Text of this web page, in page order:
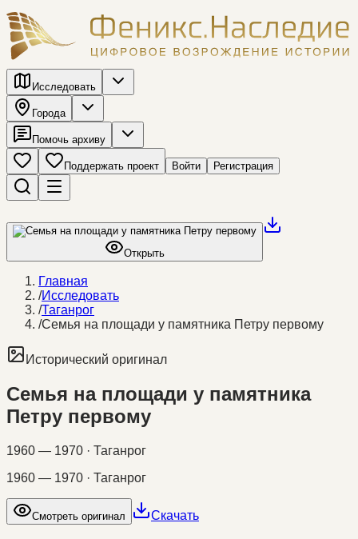
Исследовать
Города
Помочь архиву
Поддержать проект Войти Регистрация
Открыть
Главная
/Исследовать
/Таганрог
/Семья на площади у памятника Петру первому
Исторический оригинал
Семья на площади у памятника
Петру первому
1960 — 1970 · Таганрог
1960 — 1970 · Таганрог
Смотреть оригинал Скачать